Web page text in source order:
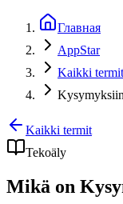
Главная
AppStar
Kaikki termit
Kaikki termit
Tekoäly
Mikä on